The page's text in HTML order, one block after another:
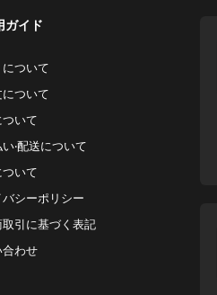
ガイド
ついて
ついて
いて
‧配送について
いて
シーポリシー
取引に基づく表記
合わせ